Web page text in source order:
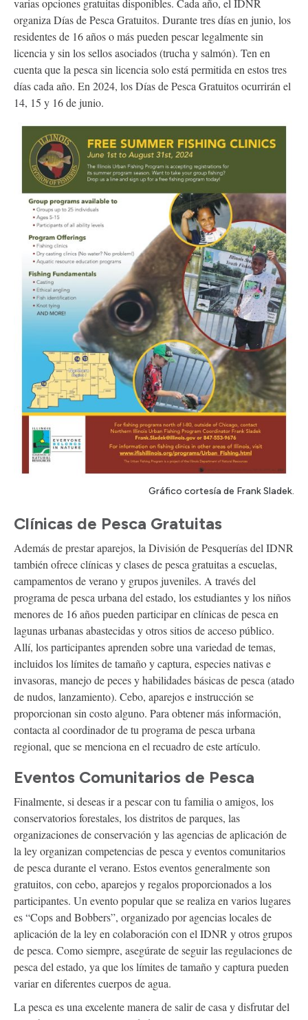
varias opciones gratuitas disponibles. Cada año, el IDNR
organiza Días de Pesca Gratuitos. Durante tres días en junio, los
residentes de 16 años o más pueden pescar legalmente sin
licencia y sin los sellos asociados (trucha y salmón). Ten en
cuenta que la pesca sin licencia solo está permitida en estos tres
días cada año. En 2024, los Días de Pesca Gratuitos ocurrirán el
14, 15 y 16 de junio.
Gráfico cortesía de Frank Sladek.
Clínicas de Pesca Gratuitas
Además de prestar aparejos, la División de Pesquerías del IDNR
también ofrece clínicas y clases de pesca gratuitas a escuelas,
campamentos de verano y grupos juveniles. A través del
programa de pesca urbana del estado, los estudiantes y los niños
menores de 16 años pueden participar en clínicas de pesca en
lagunas urbanas abastecidas y otros sitios de acceso público.
Allí, los participantes aprenden sobre una variedad de temas,
incluidos los límites de tamaño y captura, especies nativas e
invasoras, manejo de peces y habilidades básicas de pesca (atado
de nudos, lanzamiento). Cebo, aparejos e instrucción se
proporcionan sin costo alguno. Para obtener más información,
contacta al coordinador de tu programa de pesca urbana
regional, que se menciona en el recuadro de este artículo.
Eventos Comunitarios de Pesca
Finalmente, si deseas ir a pescar con tu familia o amigos, los
conservatorios forestales, los distritos de parques, las
organizaciones de conservación y las agencias de aplicación de
la ley organizan competencias de pesca y eventos comunitarios
de pesca durante el verano. Estos eventos generalmente son
gratuitos, con cebo, aparejos y regalos proporcionados a los
participantes. Un evento popular que se realiza en varios lugares
es “Cops and Bobbers”, organizado por agencias locales de
aplicación de la ley en colaboración con el IDNR y otros grupos
de pesca. Como siempre, asegúrate de seguir las regulaciones de
pesca del estado, ya que los límites de tamaño y captura pueden
variar en diferentes cuerpos de agua.
La pesca es una excelente manera de salir de casa y disfrutar del